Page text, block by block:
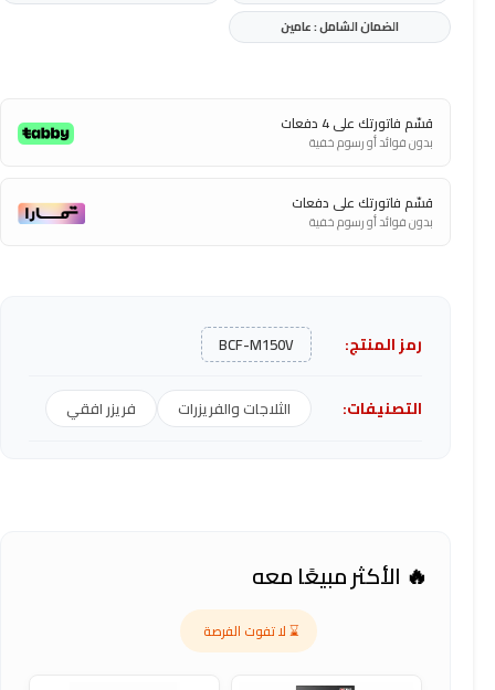
الضمان الشامل : عامين
قسّم فاتورتك على 4 دفعات
بدون فوائد أو رسوم خفية
قسّم فاتورتك على دفعات
بدون فوائد أو رسوم خفية
رمز المنتج: BCF-M150V
التصنيفات: الثلاجات والفريزرات فريزر افقي
🔥 الأكثر مبيعًا معه
⌛ لا تفوت الفرصة